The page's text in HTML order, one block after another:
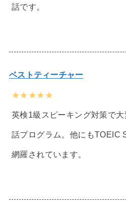
話です。
ベストティーチャー
★★★★★
英検1級スピーキング対策で
話プログラム。他にもTOEIC
網羅されています。